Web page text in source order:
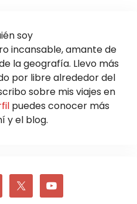
incansable, amante de
la geografía. Llevo más
por libre alrededor del
sobre mis viajes en
puedes conocer más
y el blog.